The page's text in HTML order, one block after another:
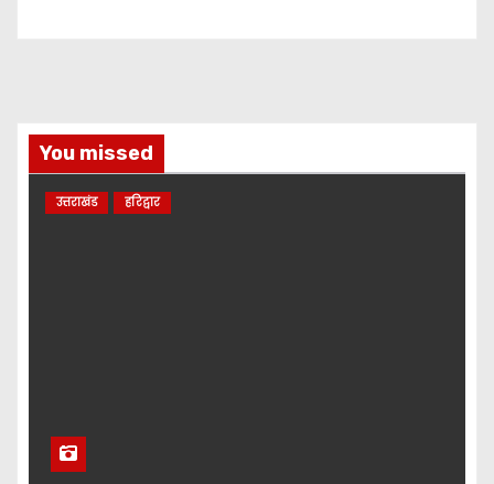
You missed
उत्तराखंड हरिद्वार